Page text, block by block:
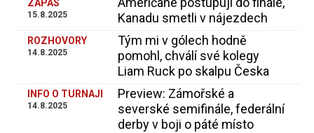
ZÁPAS
15.8.2025
Kanadu smetli v nájezdech
ROZHOVORY
14.8.2025
Tým mi v gólech hodně
pomohl, chválí své kolegy
Liam Ruck po skalpu Česka
INFO O TURNAJI
14.8.2025
Preview: Zámořské a
severské semifinále, federální
derby v boji o páté místo